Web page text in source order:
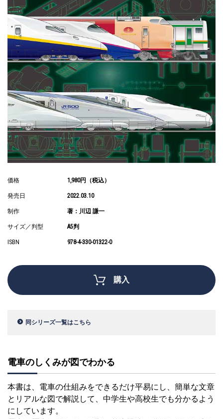
価格 1,980円（税込）
発売日 2022.03.10
制作 著：川辺 謙一
サイズ／判型 A5判
ISBN 978-4-330-01322-0
購入
同シリーズ一覧はこちら
電車のしくみが図でわかる
本書は、電車の仕組みをできるだけ平易にし、簡単な文章
とリアルな図で解説して、中学生や高校生でも分かるよう
にしています。